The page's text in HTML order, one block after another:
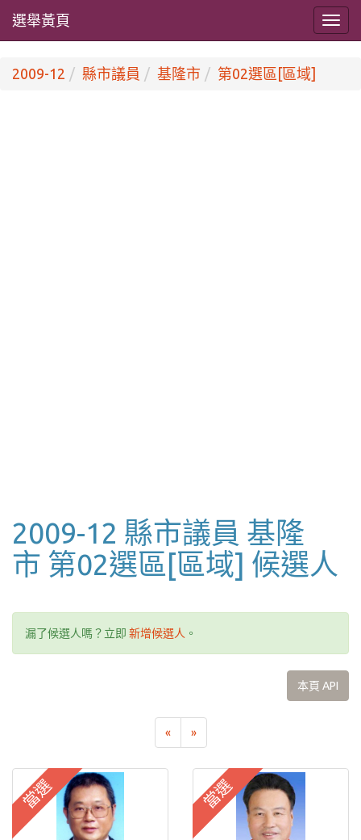
選舉黃頁
2009-12 縣市議員 基隆市 第02選區[區域]
2009-12 縣市議員 基隆
市 第02選區[區域] 候選人
漏了候選人嗎？立即 新增候選人 。
本頁 API
« »
當選 當選